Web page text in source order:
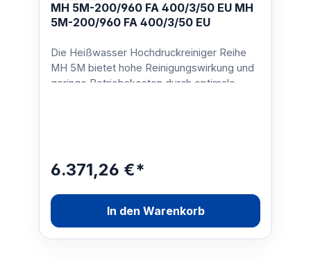
MH 5M-200/960 FA 400/3/50 EU MH
5M-200/960 FA 400/3/50 EU
Die Heißwasser Hochdruckreiniger Reihe
MH 5M bietet hohe Reinigungswirkung und
geringe Betriebskosten durch optimale
6.371,26 €*
In den Warenkorb